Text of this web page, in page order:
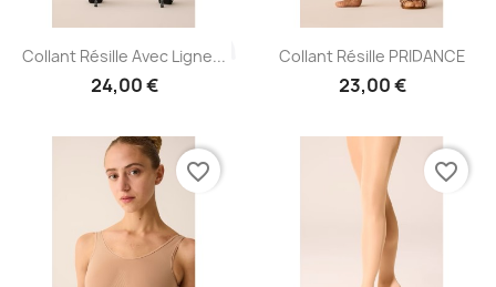
Aperçu rapide
Collant Résille Avec Ligne...
24,00 €
Aperçu rapide
+1
Collant Résille PRIDANCE
23,00 €
favorite_border favorite_border